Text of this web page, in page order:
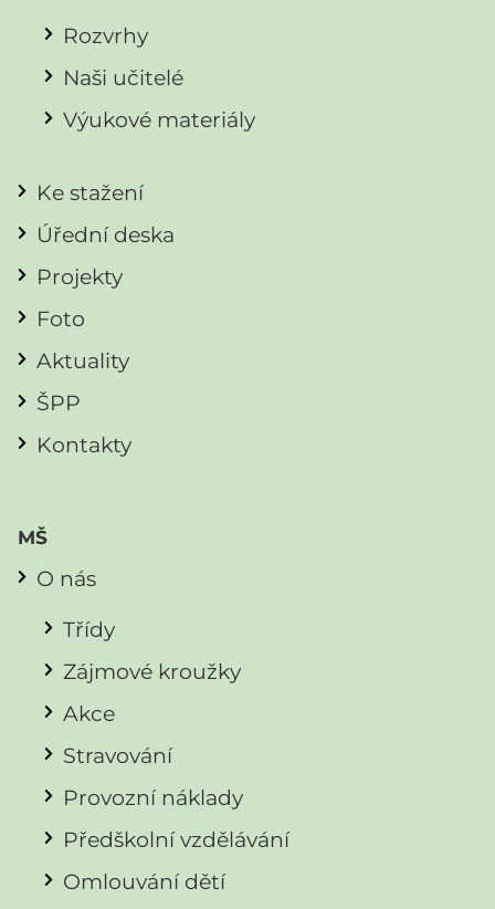
Rozvrhy
Naši učitelé
Výukové materiály
Ke stažení
Úřední deska
Projekty
Foto
Aktuality
ŠPP
Kontakty
MŠ
O nás
Třídy
Zájmové kroužky
Akce
Stravování
Provozní náklady
Předškolní vzdělávání
Omlouvání dětí